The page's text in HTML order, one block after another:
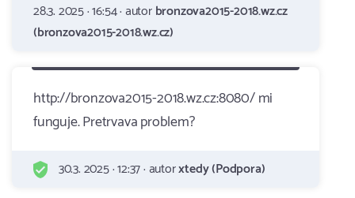
28.3. 2025 · 16:54 · autorbronzova2015-2018.wz.cz
(bronzova2015-2018.wz.cz)
http://bronzova2015-2018.wz.cz:8080/ mi
funguje. Pretrvava problem?
30.3. 2025 · 12:37 · autorxtedy (Podpora)